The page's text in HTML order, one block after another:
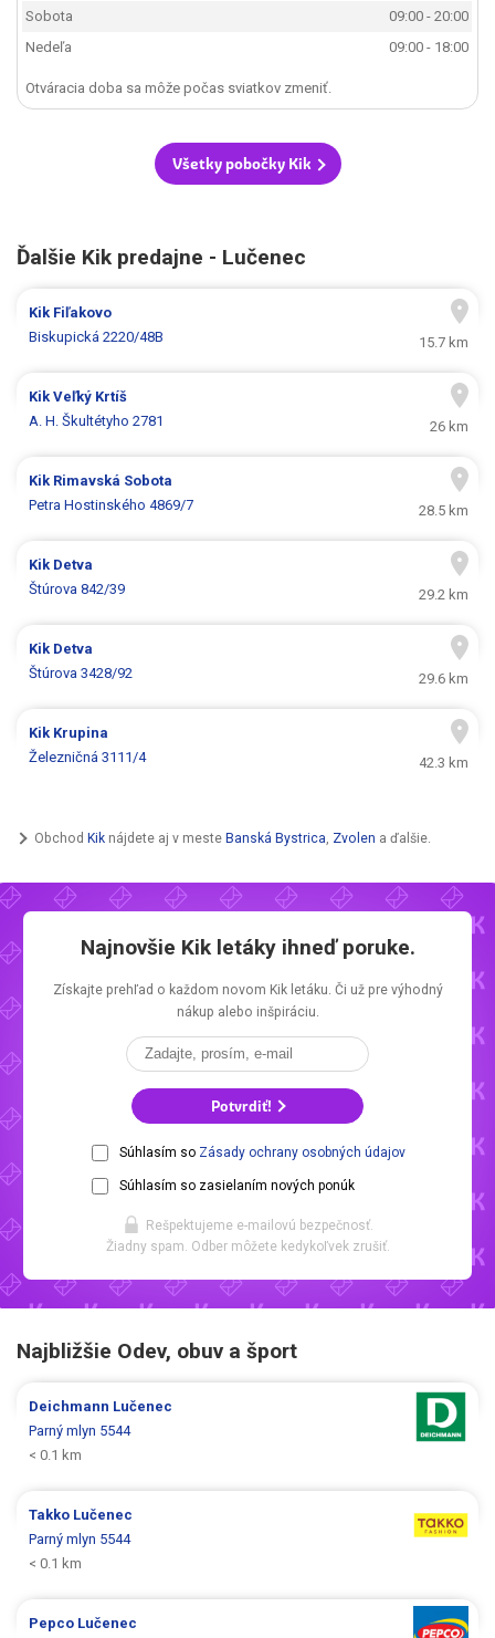
Sobota
09:00 - 20:00
Nedeľa
09:00 - 18:00
Otváracia doba sa môže počas sviatkov zmeniť.
Všetky pobočky Kik
Ďalšie Kik predajne - Lučenec
Kik Fiľakovo
Biskupická 2220/48B
15.7 km
KikVeľký Krtíš
A. H. Škultétyho 2781
26 km
Kik Rimavská Sobota
Petra Hostinského 4869/7
28.5 km
Kik Detva
Štúrova 842/39
29.2 km
Kik Detva
Štúrova 3428/92
29.6 km
Kik Krupina
Železničná 3111/4
42.3 km
Obchod Kik nájdete aj v meste Banská Bystrica, Zvolen a ďalšie.
Najnovšie Kik letákyihneď poruke.
Získajte prehľad o každom novom Kik letáku. Či už pre výhodný
nákup alebo inšpiráciu.
Potvrdiť!
Súhlasím so Zásady ochrany osobných údajov
Súhlasím so zasielaním nových ponúk
Rešpektujeme e-mailovú bezpečnosť.
Žiadny spam. Odber môžete kedykoľvek zrušiť.
Najbližšie Odev, obuv a šport
Deichmann Lučenec
Parný mlyn 5544
< 0.1 km
Takko Lučenec
Parný mlyn 5544
< 0.1 km
Pepco Lučenec